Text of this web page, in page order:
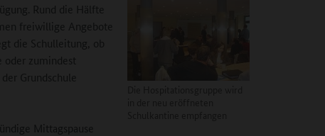
Rund die Hälfte
freiwillige Angebote
die Schulleitung, ob
oder zumindest
Grundschule
Mittagspause